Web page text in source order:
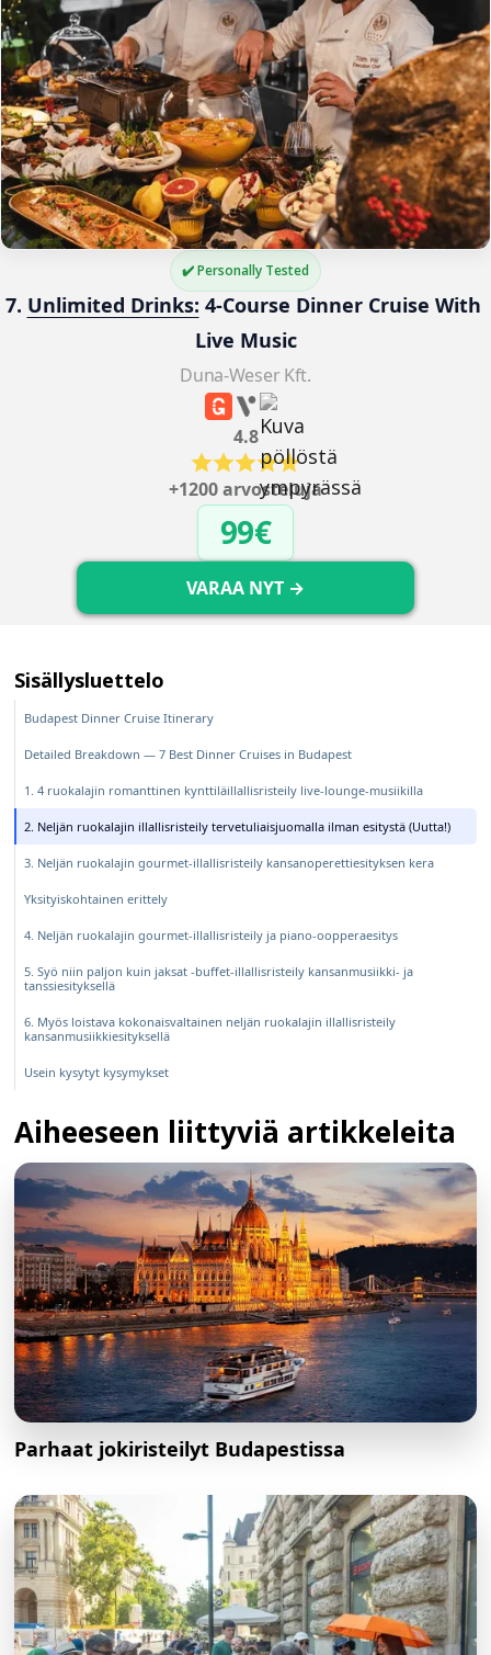
✔️ Personally Tested
7. Unlimited Drinks: 4-Course Dinner Cruise With
Live Music
Duna-Weser Kft.
4.8
+1200 arvosteluja
99€
VARAA NYT →
Sisällysluettelo
Budapest Dinner Cruise Itinerary
Detailed Breakdown — 7 Best Dinner Cruises in Budapest
1. 4 ruokalajin romanttinen kynttiläillallisristeily live-lounge-musiikilla
2. Neljän ruokalajin illallisristeily tervetuliaisjuomalla ilman esitystä (Uutta!)
3. Neljän ruokalajin gourmet-illallisristeily kansanoperettiesityksen kera
Yksityiskohtainen erittely
4. Neljän ruokalajin gourmet-illallisristeily ja piano-oopperaesitys
5. Syö niin paljon kuin jaksat -buffet-illallisristeily kansanmusiikki- ja
tanssiesityksellä
6. Myös loistava kokonaisvaltainen neljän ruokalajin illallisristeily
kansanmusiikkiesityksellä
Usein kysytyt kysymykset
Aiheeseen liittyviä artikkeleita
Parhaat jokiristeilyt Budapestissa